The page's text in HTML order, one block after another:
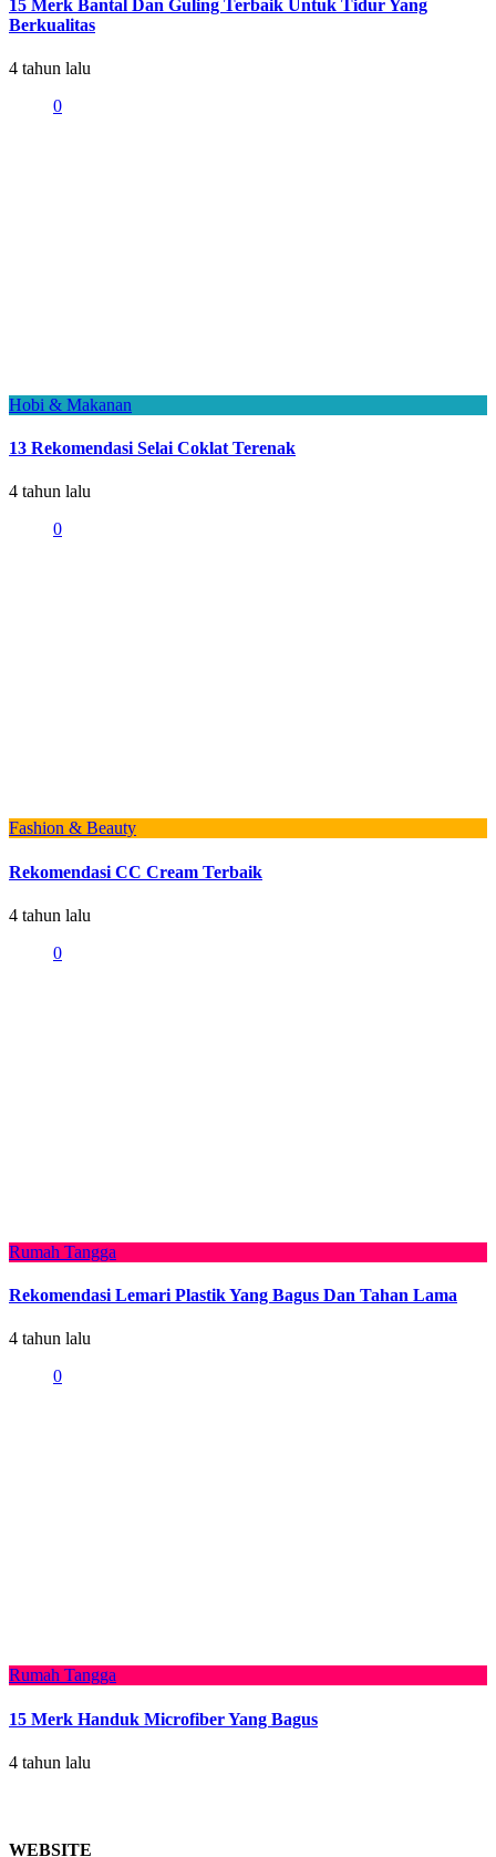
15 Merk Bantal Dan Guling Terbaik Untuk Tidur Yang
Berkualitas
4 tahun lalu
0
Hobi & Makanan
13 Rekomendasi Selai Coklat Terenak
4 tahun lalu
0
Fashion & Beauty
Rekomendasi CC Cream Terbaik
4 tahun lalu
0
Rumah Tangga
Rekomendasi Lemari Plastik Yang Bagus Dan Tahan Lama
4 tahun lalu
0
Rumah Tangga
15 Merk Handuk Microfiber Yang Bagus
4 tahun lalu
WEBSITE